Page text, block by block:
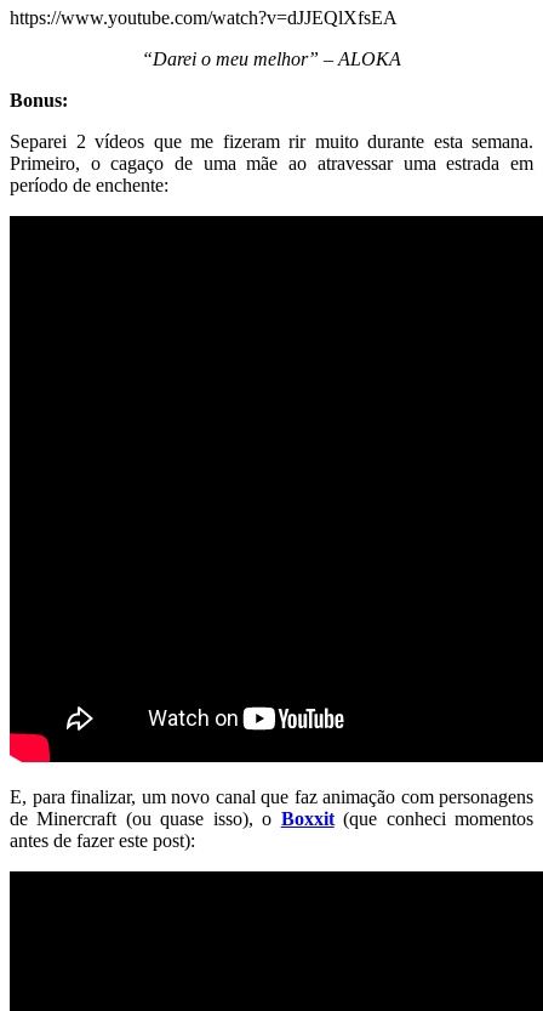
https://www.youtube.com/watch?v=dJJEQlXfsEA
“Darei o meu melhor” – ALOKA
Bonus:
Separei 2 vídeos que me fizeram rir muito durante esta semana.
Primeiro, o cagaço de uma mãe ao atravessar uma estrada em
período de enchente:
E, para finalizar, um novo canal que faz animação com personagens
de Minercraft (ou quase isso), o Boxxit(que conheci momentos
antes de fazer este post):